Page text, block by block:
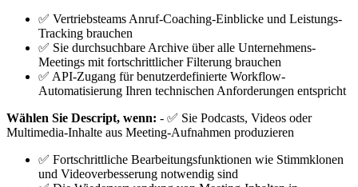
✅ Vertriebsteams Anruf-Coaching-Einblicke und Leistungs-
Tracking brauchen
✅ Sie durchsuchbare Archive über alle Unternehmens-
Meetings mit fortschrittlicher Filterung brauchen
✅ API-Zugang für benutzerdefinierte Workflow-
Automatisierung Ihren technischen Anforderungen entspricht
Wählen Sie Descript, wenn: - ✅ Sie Podcasts, Videos oder
Multimedia-Inhalte aus Meeting-Aufnahmen produzieren
✅ Fortschrittliche Bearbeitungsfunktionen wie Stimmklonen
und Videoverbesserung notwendig sind